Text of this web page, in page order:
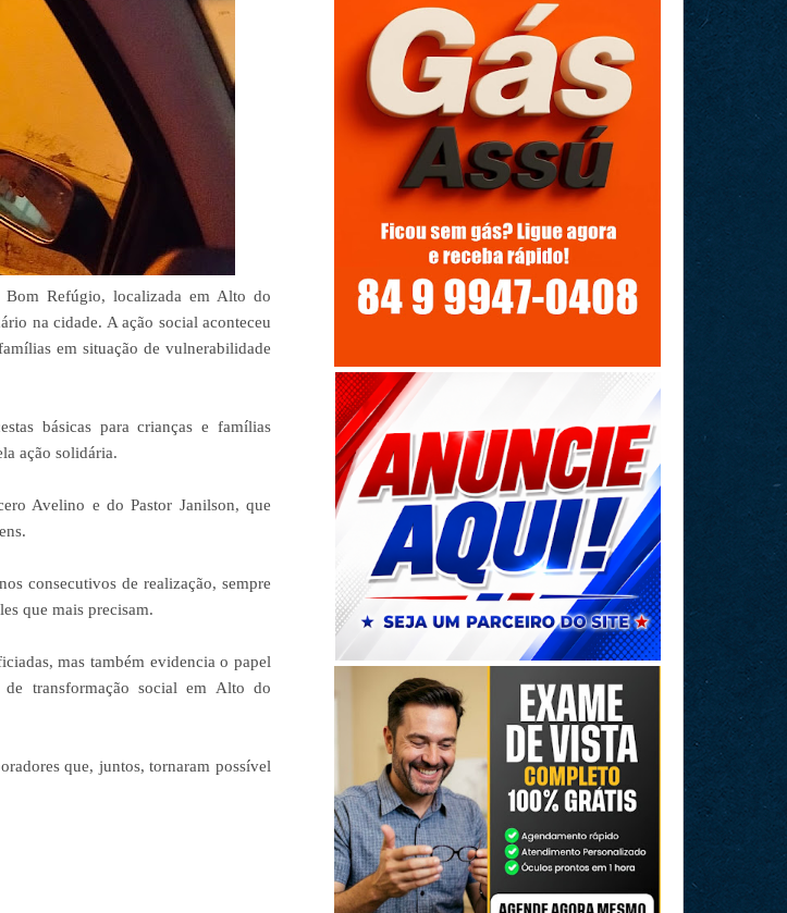
Bom Refúgio, localizada em Alto do
na cidade. A ação social aconteceu
em situação de vulnerabilidade
básicas para crianças e famílias
ação solidária.
Avelino e do Pastor Janilson, que
consecutivos de realização, sempre
que mais precisam.
mas também evidencia o papel
transformação social em Alto do
que, juntos, tornaram possível